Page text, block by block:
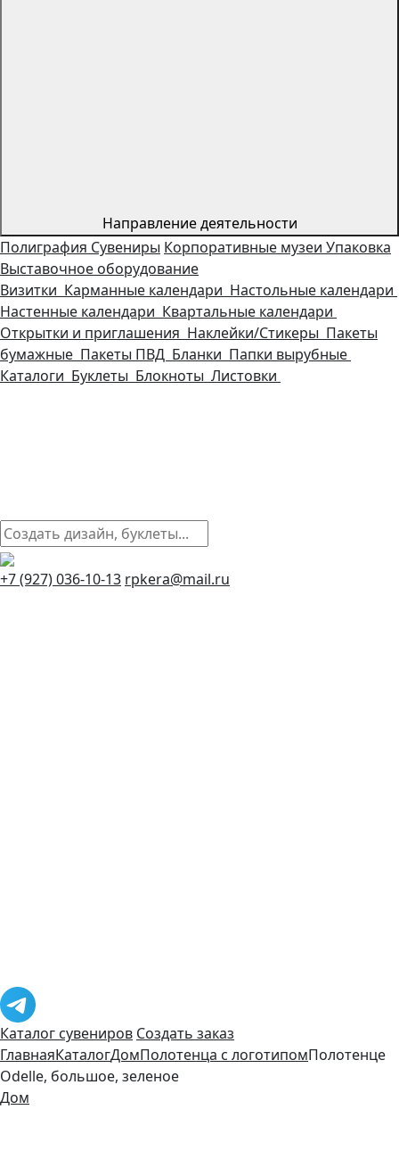
Направление деятельности
Полиграфия Сувениры Корпоративные музеи Упаковка
Выставочное оборудование
Визитки Карманные календари Настольные календари
Настенные календари Квартальные календари
Открытки и приглашения Наклейки/Стикеры Пакеты
бумажные Пакеты ПВД Бланки Папки вырубные
Каталоги Буклеты Блокноты Листовки
+7 (927) 036-10-13 rpkera@mail.ru
Каталог сувениров Создать заказ
ГлавнаяКаталогДомПолотенца с логотипомПолотенце
Odelle, большое, зеленое
Дом